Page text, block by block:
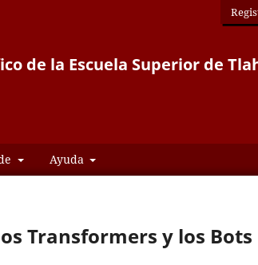
de la Escuela Superior de
Ayuda
Transformers y los Bots